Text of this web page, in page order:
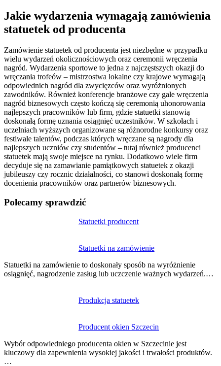
Jakie wydarzenia wymagają zamówienia
statuetek od producenta
Zamówienie statuetek od producenta jest niezbędne w przypadku
wielu wydarzeń okolicznościowych oraz ceremonii wręczenia
nagród. Wydarzenia sportowe to jedna z najczęstszych okazji do
wręczania trofeów – mistrzostwa lokalne czy krajowe wymagają
odpowiednich nagród dla zwycięzców oraz wyróżnionych
zawodników. Również konferencje branżowe czy gale wręczenia
nagród biznesowych często kończą się ceremonią uhonorowania
najlepszych pracowników lub firm, gdzie statuetki stanowią
doskonałą formę uznania osiągnięć uczestników. W szkołach i
uczelniach wyższych organizowane są różnorodne konkursy oraz
festiwale talentów, podczas których wręczane są nagrody dla
najlepszych uczniów czy studentów – tutaj również producenci
statuetek mają swoje miejsce na rynku. Dodatkowo wiele firm
decyduje się na zamawianie pamiątkowych statuetek z okazji
jubileuszy czy rocznic działalności, co stanowi doskonałą formę
docenienia pracowników oraz partnerów biznesowych.
Polecamy sprawdzić
Statuetki producent
Statuetki na zamówienie
Statuetki na zamówienie to doskonały sposób na wyróżnienie
osiągnięć, nagrodzenie zasług lub uczczenie ważnych wydarzeń.…
Produkcja statuetek
Producent okien Szczecin
Wybór odpowiedniego producenta okien w Szczecinie jest
kluczowy dla zapewnienia wysokiej jakości i trwałości produktów.
…